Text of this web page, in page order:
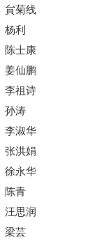
貟菊线
杨利
陈士康
姜仙鹏
李祖诗
孙涛
李淑华
张洪娟
徐永华
陈青
汪思润
梁芸